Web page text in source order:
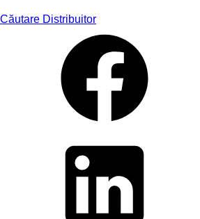
Căutare Distribuitor